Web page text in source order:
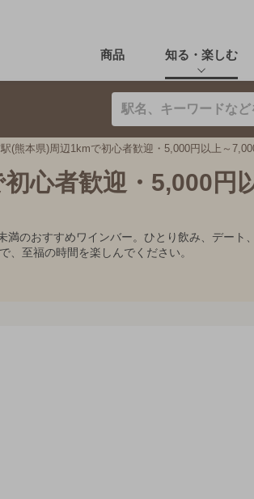
商品 知る・楽しむ
(熊本県)周辺1kmで初心者歓迎・5,000円以上～
心者歓迎・5,000円
のおすすめワインバー。ひとり飲み、デー
、至福の時間を楽しんでください。